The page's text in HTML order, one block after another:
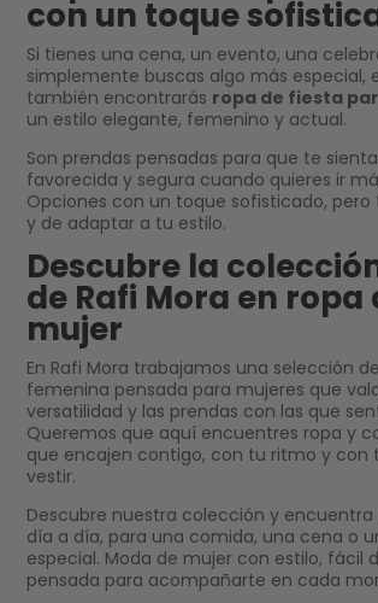
con un toque
Si tienes una cena, un evento, una
simplemente buscas algo más especial,
también encontrarás ropa de fiesta
un estilo elegante, femenino y actual.
Son prendas pensadas para que te
favorecida y segura cuando quieres ir
Opciones con un toque sofisticado, pero
y de adaptar a tu estilo.
Descubre la
de Rafi Mora en ropa
mujer
En Rafi Mora trabajamos una selección
femenina pensada para mujeres que
versatilidad y las prendas con las que
Queremos que aquí encuentres ropa y
que encajen contigo, con tu ritmo y con
vestir.
Descubre nuestra colección y encuentra
día a día, para una comida, una cena o
especial. Moda de mujer con estilo, fácil
pensada para acompañarte en cada